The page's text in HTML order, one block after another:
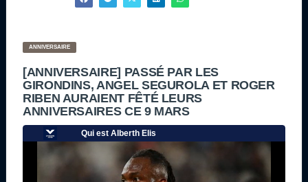
ANNIVERSAIRE
[ANNIVERSAIRE] PASSÉ PAR LES
GIRONDINS, ANGEL SEGUROLA ET ROGER
RIBEN AURAIENT FÊTÉ LEURS
ANNIVERSAIRES CE 9 MARS